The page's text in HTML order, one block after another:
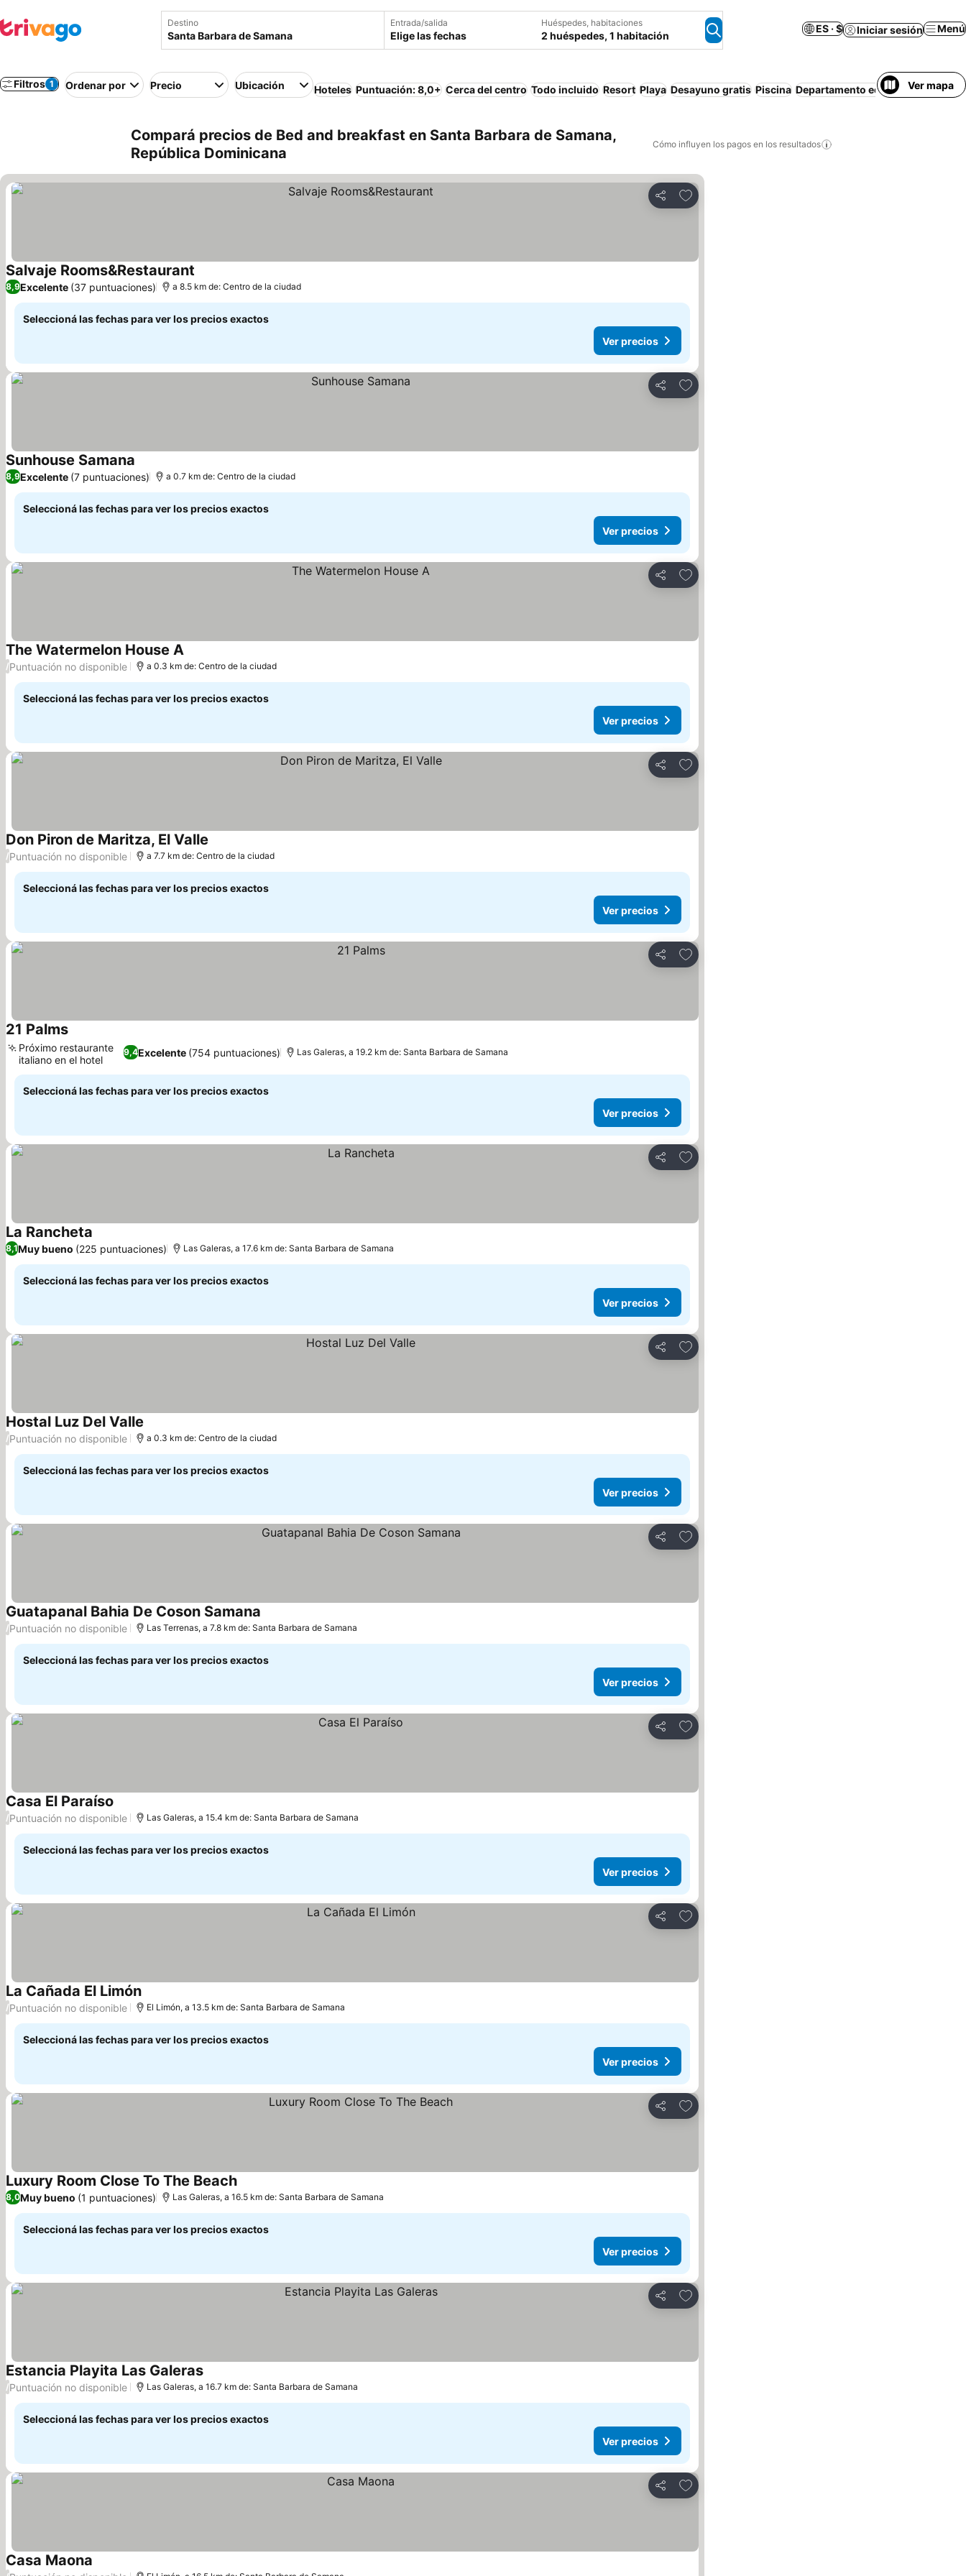
Destino Entrada/salida
Elige las fechas
Huéspedes, habitaciones
2 huéspedes, 1 habitación
ES · $ Iniciar sesión Menú
Filtros 1 Ordenar por Precio Ubicación Hoteles Puntuación: 8,0+ Cerca del centro Todo incluido Resort Playa Desayuno gratis Piscina Departamento equipado Wi-Fi
Ver mapa
Compará precios de Bed and breakfast en Santa Barbara de Samana,
República Dominicana
Cómo influyen los pagos en los resultados
Compartir
Añadir a favoritos
Salvaje Rooms&Restaurant
8,9Excelente (37 puntuaciones) a 8.5 km de: Centro de la ciudad
Seleccioná las fechas para ver los precios exactos
Ver precios
Compartir
Añadir a favoritos
Sunhouse Samana
8,9Excelente (7 puntuaciones) a 0.7 km de: Centro de la ciudad
Seleccioná las fechas para ver los precios exactos
Ver precios
Compartir
Añadir a favoritos
The Watermelon House A
/Puntuación no disponible a 0.3 km de: Centro de la ciudad
Seleccioná las fechas para ver los precios exactos
Ver precios
Compartir
Añadir a favoritos
Don Piron de Maritza, El Valle
/Puntuación no disponible a 7.7 km de: Centro de la ciudad
Seleccioná las fechas para ver los precios exactos
Ver precios
Compartir
Añadir a favoritos
21 Palms
9,4Excelente (754 puntuaciones)
Próximo restaurante
italiano en el hotel
Las Galeras, a 19.2 km de: Santa Barbara de Samana
Seleccioná las fechas para ver los precios exactos
Ver precios
Compartir
Añadir a favoritos
La Rancheta
8,1Muy bueno (225 puntuaciones) Las Galeras, a 17.6 km de: Santa Barbara de Samana
Seleccioná las fechas para ver los precios exactos
Ver precios
Compartir
Añadir a favoritos
Hostal Luz Del Valle
/Puntuación no disponible a 0.3 km de: Centro de la ciudad
Seleccioná las fechas para ver los precios exactos
Ver precios
Compartir
Añadir a favoritos
Guatapanal Bahia De Coson Samana
/Puntuación no disponible Las Terrenas, a 7.8 km de: Santa Barbara de Samana
Seleccioná las fechas para ver los precios exactos
Ver precios
Compartir
Añadir a favoritos
Casa El Paraíso
/Puntuación no disponible Las Galeras, a 15.4 km de: Santa Barbara de Samana
Seleccioná las fechas para ver los precios exactos
Ver precios
Compartir
Añadir a favoritos
La Cañada El Limón
/Puntuación no disponible El Limón, a 13.5 km de: Santa Barbara de Samana
Seleccioná las fechas para ver los precios exactos
Ver precios
Compartir
Añadir a favoritos
Luxury Room Close To The Beach
8,0Muy bueno (1 puntuaciones) Las Galeras, a 16.5 km de: Santa Barbara de Samana
Seleccioná las fechas para ver los precios exactos
Ver precios
Compartir
Añadir a favoritos
Estancia Playita Las Galeras
/Puntuación no disponible Las Galeras, a 16.7 km de: Santa Barbara de Samana
Seleccioná las fechas para ver los precios exactos
Ver precios
Compartir
Añadir a favoritos
Casa Maona